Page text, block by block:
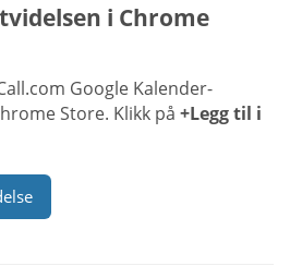
i Chrome
Google Kalender-
Store. Klikk på +Legg til i